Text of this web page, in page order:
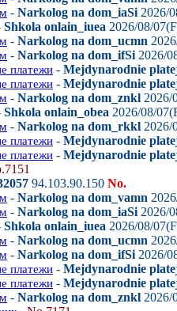
- Narkolog na dom_iaSi 2026/
Shkola onlain_iuea 2026/08/
- Narkolog na dom_ucmn
- Narkolog na dom_ifSi 2026/
платежи - Mejdynarodnie
платежи - Mejdynarodnie
- Narkolog na dom_znkl 2026/
Shkola onlain_obea 2026/08/
- Narkolog na dom_rkkl 2026/
платежи - Mejdynarodnie
платежи - Mejdynarodnie
94.103.90.150 No.
- Narkolog na dom_vamn
- Narkolog na dom_iaSi 2026/
Shkola onlain_iuea 2026/08/
- Narkolog na dom_ucmn
- Narkolog na dom_ifSi 2026/
платежи - Mejdynarodnie
платежи - Mejdynarodnie
- Narkolog na dom_znkl 2026/